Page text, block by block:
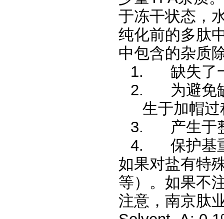
于冻干状态，
纯化前的多肽
中包含的杂质
1.缺失了
2. 为避免
生于加帽
3. 产生于
4.保护基
如果对盐有特
等）。如果不
注意，南京肽